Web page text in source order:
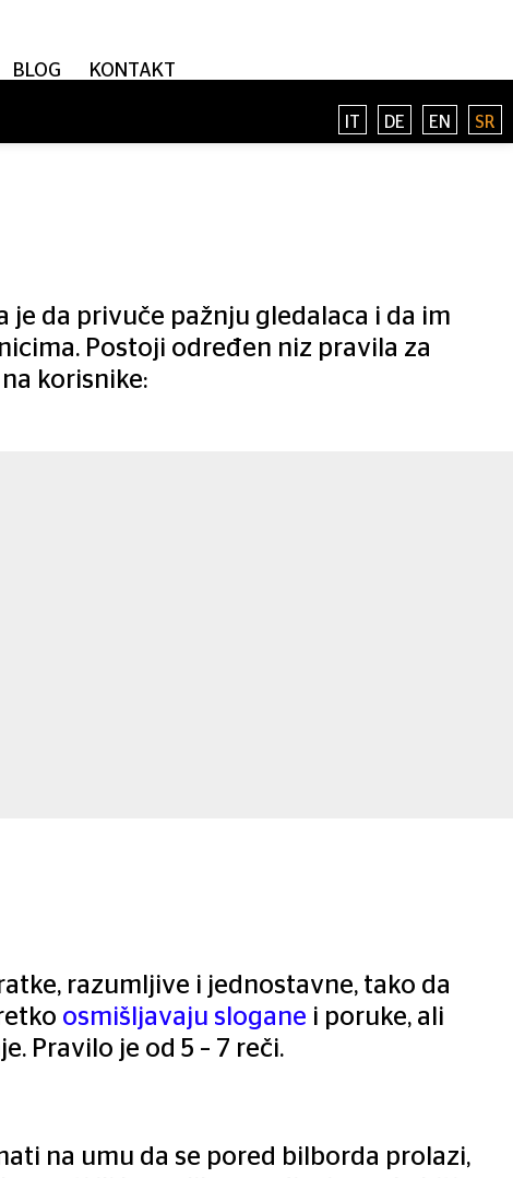
IT DE EN SR
BLOG KONTAKT
da privuče pažnju gledalaca i da im
Postoji određen niz pravila za
korisnike:
razumljive i jednostavne, tako da
osmišljavaju slogane i poruke, ali
Pravilo je od 5 – 7 reči.
na umu da se pored bilborda prolazi,